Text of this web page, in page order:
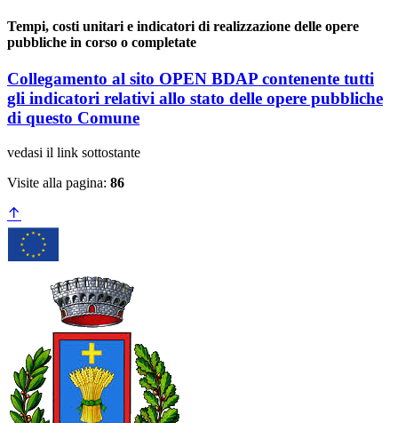
Tempi, costi unitari e indicatori di realizzazione delle opere
pubbliche in corso o completate
Collegamento al sito OPEN BDAP contenente tutti
gli indicatori relativi allo stato delle opere pubbliche
di questo Comune
vedasi il link sottostante
Visite alla pagina: 86